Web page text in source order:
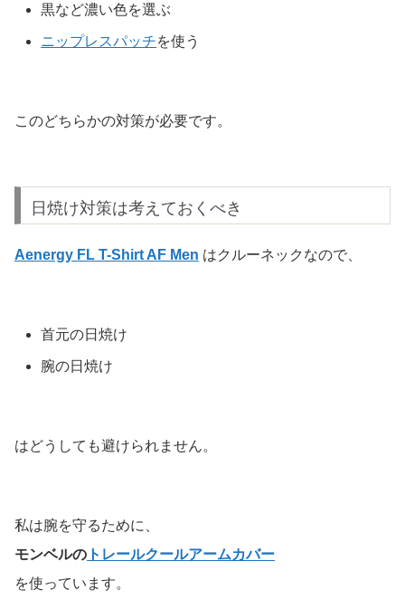
黒など濃い色を選ぶ
ニップレスパッチを使う
このどちらかの対策が必要です。
日焼け対策は考えておくべき
Aenergy FL T-Shirt AF Men はクルーネックなので、
首元の日焼け
腕の日焼け
はどうしても避けられません。
私は腕を守るために、
モンベルの トレールクールアームカバー
を使っています。